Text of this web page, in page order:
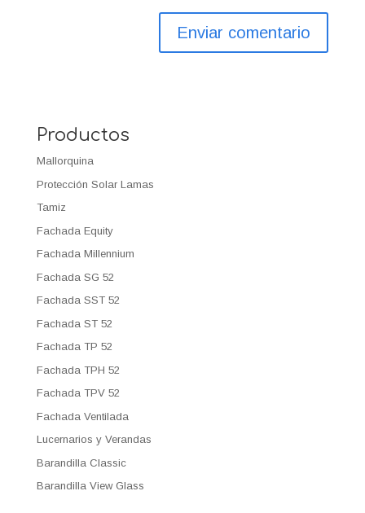
Productos
Mallorquina
Protección Solar Lamas
Tamiz
Fachada Equity
Fachada Millennium
Fachada SG 52
Fachada SST 52
Fachada ST 52
Fachada TP 52
Fachada TPH 52
Fachada TPV 52
Fachada Ventilada
Lucernarios y Verandas
Barandilla Classic
Barandilla View Glass